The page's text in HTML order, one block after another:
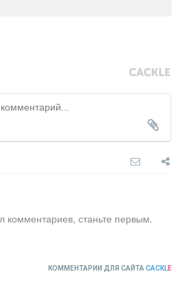
комментариев, станьте первым.
КОММЕНТАРИИ ДЛЯ САЙТА CACKLE